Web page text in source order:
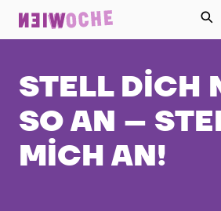
STELL DICH
SO AN –
MICH AN!